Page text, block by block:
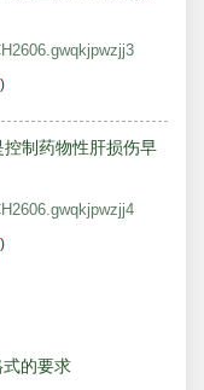
)
制药物性肝损伤早
)
式的要求